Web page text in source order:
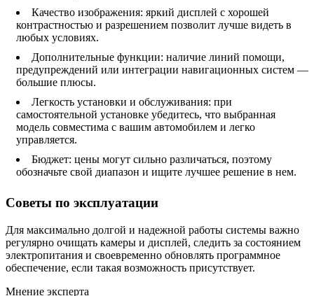
Качество изображения: яркий дисплей с хорошей
контрастностью и разрешением позволит лучше видеть в
любых условиях.
Дополнительные функции: наличие линий помощи,
предупреждений или интеграции навигационных систем —
большие плюсы.
Легкость установки и обслуживания: при
самостоятельной установке убедитесь, что выбранная
модель совместима с вашим автомобилем и легко
управляется.
Бюджет: цены могут сильно различаться, поэтому
обозначьте свой диапазон и ищите лучшее решение в нем.
Советы по эксплуатации
Для максимально долгой и надежной работы системы важно
регулярно очищать камеры и дисплей, следить за состоянием
электропитания и своевременно обновлять программное
обеспечение, если такая возможность присутствует.
Мнение эксперта